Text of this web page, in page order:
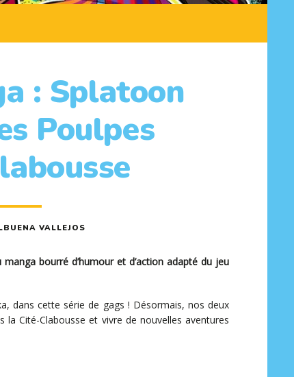
: Splatoon
Poulpes
VALLEJOS
bourré d’humour et d’action adapté du jeu
dans cette série de gags ! Désormais, nos deux
Cité-Clabousse et vivre de nouvelles aventures